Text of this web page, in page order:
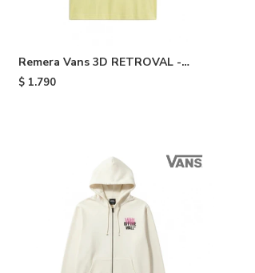
Remera Vans 3D RETROVAL -
Yellow
$ 1.790